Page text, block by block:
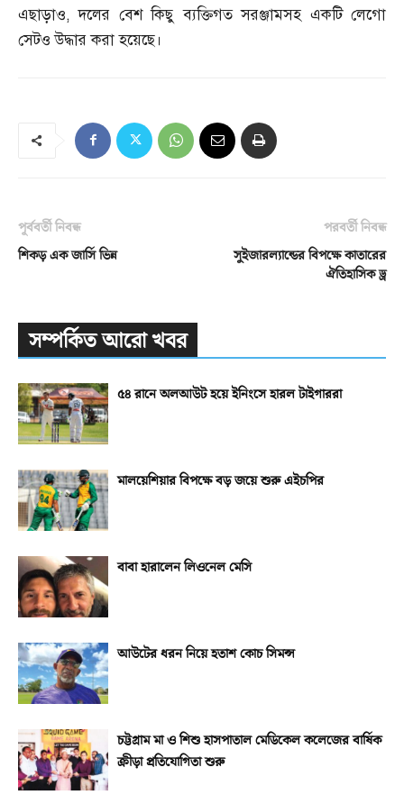
এছাড়াও,দলের বেশ কিছু ব্যক্তিগত সরঞ্জামসহ একটি লেগো
সেটও উদ্ধার করা হয়েছে।
পূর্ববর্তী নিবন্ধ
শিকড় এক জার্সি ভিন্ন
পরবর্তী নিবন্ধ
সুইজারল্যান্ডের বিপক্ষে কাতারের
ঐতিহাসিক ড্র
সম্পর্কিত আরো খবর
৫৪ রানে অলআউট হয়ে ইনিংসে হারল টাইগাররা
মালয়েশিয়ার বিপক্ষে বড় জয়ে শুরু এইচপির
বাবা হারালেন লিওনেল মেসি
আউটের ধরন নিয়ে হতাশ কোচ সিমন্স
চট্টগ্রাম মা ও শিশু হাসপাতাল মেডিকেল কলেজের বার্ষিক
ক্রীড়া প্রতিযোগিতা শুরু